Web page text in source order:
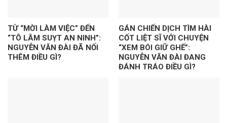
TỪ “MỜI LÀM VIỆC” ĐẾN
“TÔ LÂM SUỴT AN NINH”:
NGUYỄN VĂN ĐÀI ĐÃ NỐI
THÊM ĐIỀU GÌ?
GÁN CHIẾN DỊCH TÌM HÀI
CỐT LIỆT SĨ VỚI CHUYỆN
“XEM BÓI GIỮ GHẾ”:
NGUYỄN VĂN ĐÀI ĐANG
ĐÁNH TRÁO ĐIỀU GÌ?